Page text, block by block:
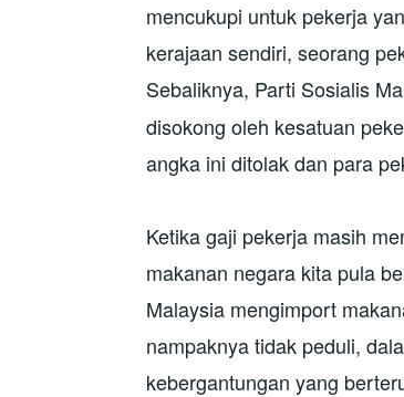
mencukupi untuk pekerja
kerajaan sendiri, seorang
Sebaliknya, Parti Sosialis
disokong oleh kesatuan
angka ini ditolak dan para
Ketika gaji pekerja masih
makanan negara kita pula
Malaysia mengimport
nampaknya tidak peduli,
kebergantungan yang